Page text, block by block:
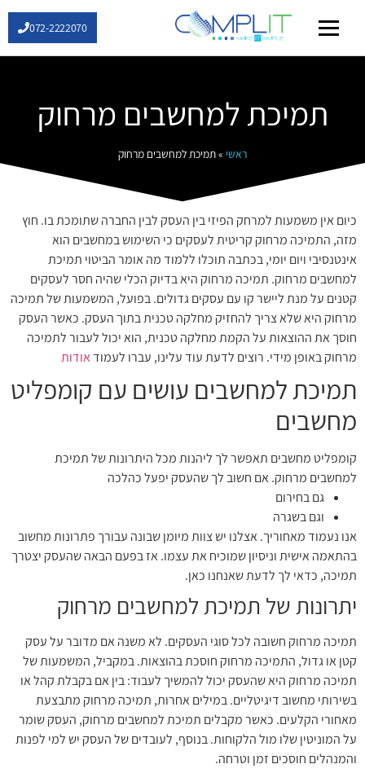
072-2222070
תמיכת למחשבים מרחוק
ראשי »תמיכת למחשבים מרחוק
כיום אין משמעות למרחק הפיזי בין העסק לבין החברה שתומכת בו. חוץ
מזה, התמיכה מרחוק קריטית לעסקים כי השימוש במחשבים הוא
אינטנסיבי ויום יומי, בכתבה תוכלו ללמוד מה אומר הביטוי תמיכת
למחשבים מרחוק. תמיכה מרחוק היא בדיוק הכלי שהיה חסר לעסקים
קטנים על מנת ליישר קו עם עסקים גדולים. בפועל, המשמעות של תמיכה
מרחוק היא שלא צריך להחזיק מחלקה טכנית בתוך העסק. כאשר העסק
חוסך את ההוצאות על הקמת מחלקה טכנית, הוא יכול לעבור לתמיכה
מרחוק באופן מידי. רוצים לדעת עוד עלינו, עברו לעמודאודות
תמיכת למחשבים עושים עם קומפליט
מחשבים
קומפליט מחשבים תאפשר לך ליהנות מכל היתרונות של תמיכת
למחשבים מרחוק. אם חשוב לך שהעסק יפעל כהלכה
גם בחירום
וגם בשגרה
אנו נעמוד מאחוריך. אצלנו יש צוות מיומן שבונה עבורך פתרונות מחשוב
בהתאמה אישית וניסיון שמוכיח את עצמו. אז בפעם הבאה שהעסק יצטרך
תמיכה, כדאי לך לדעת שאנחנו כאן.
יתרונות של תמיכת למחשבים מרחוק
תמיכה מרחוק חשובה לכל סוגי העסקים. לא משנה אם מדובר על עסק
קטן או גדול, התמיכה מרחוק חוסכת בהוצאות. במקביל, המשמעות של
תמיכה מרחוק היא שהעסק יכול להמשיך לעבוד: בין אם בקבלת קהל או
בשירותי מחשוב דיגיטליים. במילים אחרות, תמיכה מרחוק מתבצעת
מאחורי הקלעים. כאשר מקבלים תמיכת למחשבים מרחוק, העסק שומר
על המוניטין שלו מול הלקוחות. בנוסף, לעובדים של העסק יש למי לפנות
והמנהלים חוסכים זמן וטרחה.